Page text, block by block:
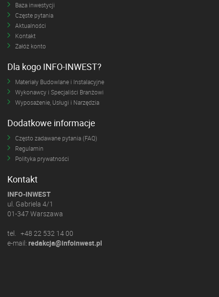
Baza inwestycji
Częste pytania
Aktualności
Kontakt
Załóż konto
Dla kogo INFO-INWEST?
Materiały Budowlane i Instalacyjne
Wykonawcy i Specjaliści Branżowi
Wyposażenie, Usługi i Narzędzia
Dodatkowe informacje
Często zadawane pytania (FAQ)
Regulamin
Polityka prywatności
Kontakt
INFO-INWEST
ul. Gabriela 4/1
01-347 Warszawa
tel. +48 22 532 14 00
e-mail: redakcja@infoinwest.pl